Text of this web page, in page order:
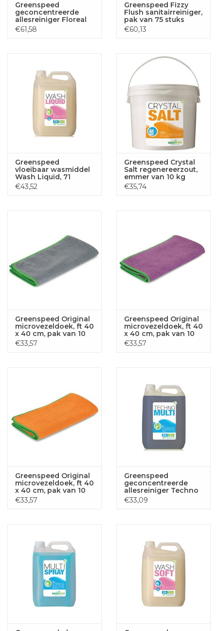
Greenspeed
geconcentreerde
allesreiniger Floreal
Fresh,
bloemenparfum,
€61,58
Greenspeed Fizzy
Flush sanitairreiniger,
pak van 75 stuks
€60,13
Greenspeed
vloeibaar wasmiddel
Wash Liquid, 71
wasbeurten, flacon
van 5 liter
€43,52
Greenspeed Crystal
Salt regenereerzout,
emmer van 10 kg
€35,74
Greenspeed Original
microvezeldoek, ft 40
x 40 cm, pak van 10
stuks, grijs
€33,57
Greenspeed Original
microvezeldoek, ft 40
x 40 cm, pak van 10
stuks, paars
€33,57
Greenspeed Original
microvezeldoek, ft 40
x 40 cm, pak van 10
stuks, oranje
€33,57
Greenspeed
geconcentreerde
allesreiniger Techno
Multi, citrusgeur,
flacon van 5 liter
€33,09